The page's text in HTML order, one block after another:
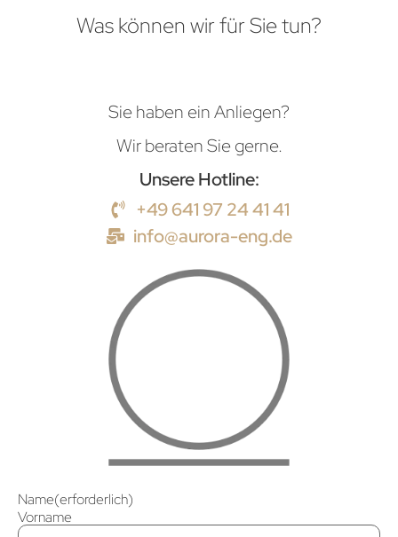
Was können wir für Sie tun?
Sie haben ein Anliegen?
Wir beraten Sie gerne.
Unsere Hotline:
+49 641 97 24 41 41
info@aurora-eng.de
Name(erforderlich)
Vorname